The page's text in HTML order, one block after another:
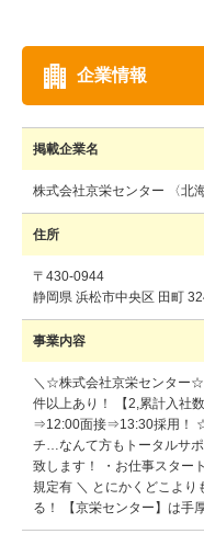
企業情報
掲載企業名
株式会社京栄センター 〈北
住所
〒430-0944
静岡県 浜松市中央区 田町
事業内容
＼☆株式会社京栄センター☆
件以上あり！ 【2,累計入社
⇒12:00面接⇒13:30採用！
チ…なんて方もトータルサ
致します！ ・お仕事スター
規定有 ＼ とにかくどこより
る！ 【京栄センター】は手